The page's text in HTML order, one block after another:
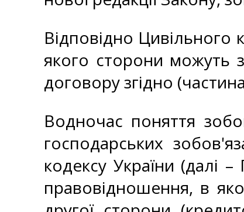
Відповідно Цивільного
якого сторони можуть
договору згідно
Водночас поняття
господарських
кодексу України (далі
правовідношення, в